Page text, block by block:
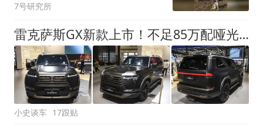
7号研究所
雷克萨斯GX新款上市！不足85万配哑光黑金套件，搭2.4T混动+四驱
小史谈车 17跟贴